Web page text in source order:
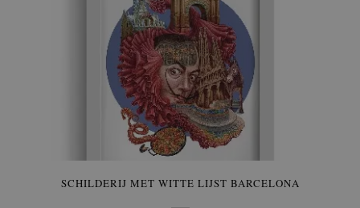
SCHILDERIJ MET WITTE LIJST BARCELONA